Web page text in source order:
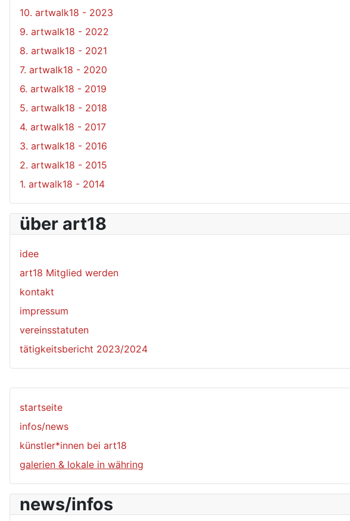
startseite
infos/news
künstler*innen bei art18
galerien & lokale in währing
news/infos
10. artwalk18 - 2023
9. artwalk18 - 2022
8. artwalk18 - 2021
7. artwalk18 - 2020
6. artwalk18 - 2019
5. artwalk18 - 2018
4. artwalk18 - 2017
3. artwalk18 - 2016
2. artwalk18 - 2015
1. artwalk18 - 2014
über art18
idee
art18 Mitglied werden
kontakt
impressum
vereinsstatuten
tätigkeitsbericht 2023/2024